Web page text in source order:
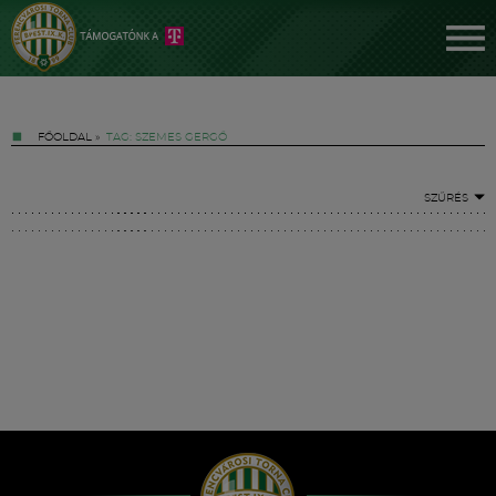
FŐOLDAL » TAG: SZEMES GERGŐ
SZŰRÉS
Hírek